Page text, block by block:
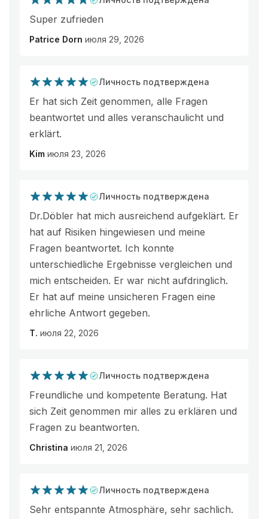
Super zufrieden
Patrice Dorn июля 29, 2026
Личность подтверждена
Er hat sich Zeit genommen, alle Fragen
beantwortet und alles veranschaulicht und
erklärt.
Kim июля 23, 2026
Личность подтверждена
Dr.Döbler hat mich ausreichend aufgeklärt. Er
hat auf Risiken hingewiesen und meine
Fragen beantwortet. Ich konnte
unterschiedliche Ergebnisse vergleichen und
mich entscheiden. Er war nicht aufdringlich.
Er hat auf meine unsicheren Fragen eine
ehrliche Antwort gegeben.
T. июля 22, 2026
Личность подтверждена
Freundliche und kompetente Beratung. Hat
sich Zeit genommen mir alles zu erklären und
Fragen zu beantworten.
Christina июля 21, 2026
Личность подтверждена
Sehr entspannte Atmosphäre, sehr sachlich.